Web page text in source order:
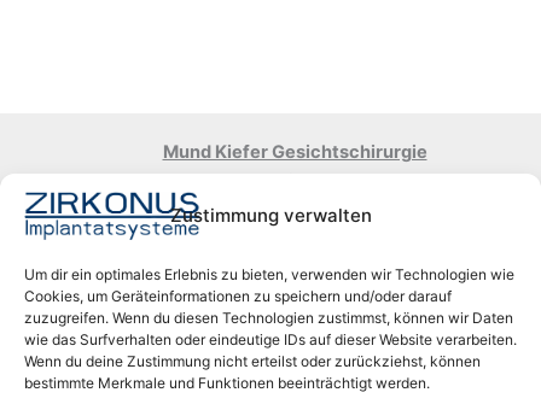
Zustimmung verwalten
Um dir ein optimales Erlebnis zu bieten, verwenden wir Technologien wie
Cookies, um Geräteinformationen zu speichern und/oder darauf
zuzugreifen. Wenn du diesen Technologien zustimmst, können wir Daten
wie das Surfverhalten oder eindeutige IDs auf dieser Website verarbeiten.
Wenn du deine Zustimmung nicht erteilst oder zurückziehst, können
bestimmte Merkmale und Funktionen beeinträchtigt werden.
Mund Kiefer Gesichtschirurgie
Bahnhofstraße 18
71034 Böblingen
Terminvergabe für Patienten
Tel.: +49 (0)711 22 11 88
Email:dr-dr-walther@t-online.de